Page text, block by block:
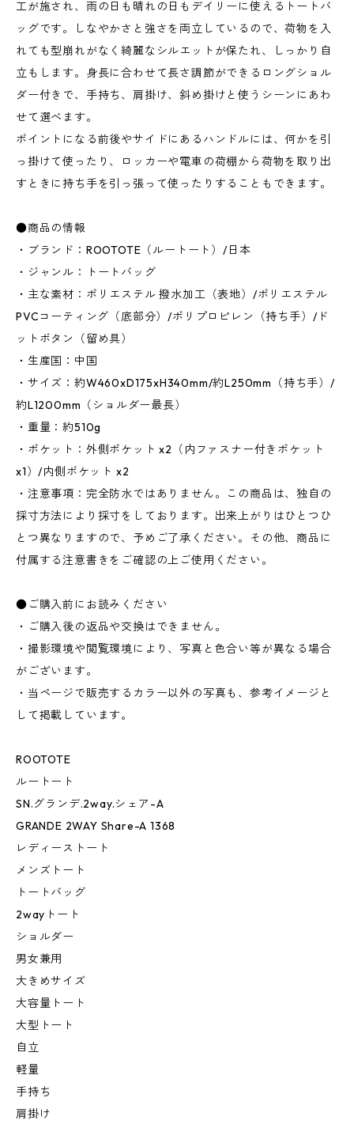
工が施され、雨の日も晴れの日もデイリーに使えるトートバ
ッグです。しなやかさと強さを両立しているので、荷物を入
れても型崩れがなく綺麗なシルエットが保たれ、しっかり自
立もします。身長に合わせて長さ調節ができるロングショル
ダー付きで、手持ち、肩掛け、斜め掛けと使うシーンにあわ
せて選べます。
ポイントになる前後やサイドにあるハンドルには、何かを引
っ掛けて使ったり、ロッカーや電車の荷棚から荷物を取り出
すときに持ち手を引っ張って使ったりすることもできます。
●商品の情報
・ブランド：ROOTOTE（ルートート）/日本
・ジャンル：トートバッグ
・主な素材：ポリエステル 撥水加工（表地）/ポリエステル
PVCコーティング（底部分）/ポリプロピレン（持ち手）/ド
ットボタン（留め具）
・生産国：中国
・サイズ：約W460xD175xH340mm/約L250mm（持ち手）/
約L1200mm（ショルダー最長）
・重量：約510g
・ポケット：外側ポケット x2（内ファスナー付きポケット
x1）/内側ポケット x2
・注意事項：完全防水ではありません。この商品は、独自の
採寸方法により採寸をしております。出来上がりはひとつひ
とつ異なりますので、予めご了承ください。その他、商品に
付属する注意書きをご確認の上ご使用ください。
●ご購入前にお読みください
・ご購入後の返品や交換はできません。
・撮影環境や閲覧環境により、写真と色合い等が異なる場合
がございます。
・当ページで販売するカラー以外の写真も、参考イメージと
して掲載しています。
ROOTOTE
ルートート
SN.グランデ.2way.シェア-A
GRANDE 2WAY Share-A 1368
レディーストート
メンズトート
トートバッグ
2wayトート
ショルダー
男女兼用
大きめサイズ
大容量トート
大型トート
自立
軽量
手持ち
肩掛け